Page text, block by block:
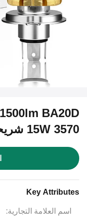
15W 3570 شريحة مصابيح الدراجة النارية
Key Attributes
اسم العلامة التجارية: